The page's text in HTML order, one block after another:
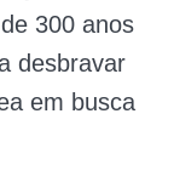
300 anos
desbravar
em busca